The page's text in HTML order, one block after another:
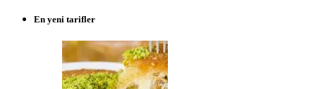
En yeni tarifler